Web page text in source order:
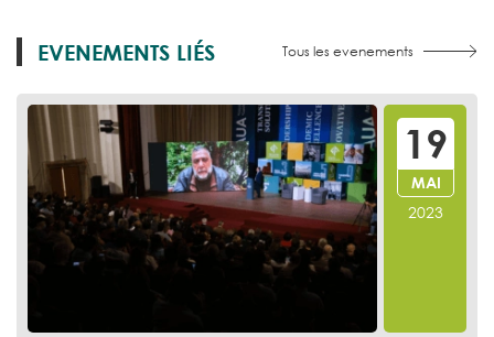
EVENEMENTS LIÉS Tous les evenements
19
MAI
2023